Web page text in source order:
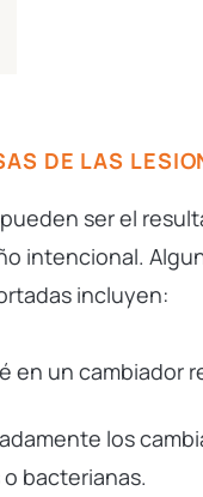
DE LAS
ser el
intencional.
incluyen:
en un cambiador
los
bacterianas.